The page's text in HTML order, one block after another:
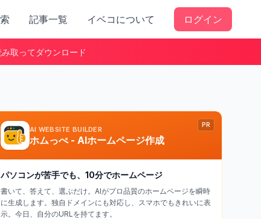
記事一覧 イベコについて ログイン
取ってダウンロード
PR
AI WEBSITE BUILDER
ホムっぺ - AIホームページ作成
パソコンが苦手でも、10分でホームページ
書いて、答えて、選ぶだけ。AIがプロ品質のホームページを瞬時
に生成します。独自ドメインにも対応し、スマホでもきれいに表
示。今日、自分のURLを持てます。